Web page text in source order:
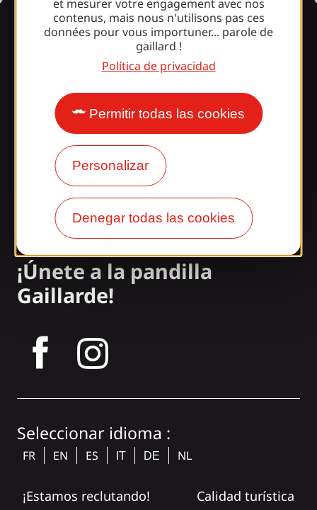
et mesurer votre engagement avec nos
contenus, mais nous n'utilisons pas ces
données pour vous importuner... parole de
gaillard !
Política de privacidad
Permitir todas las cookies
Personalizar
Denegar todas las cookies
Información
diseño?
Acceso y transporte
Nuestros folletos
Nuestro blog
¡Únete a la pandilla
Gaillarde!
Seleccionar idioma :
FR EN ES IT DE NL
¡Estamos reclutando! Calidad turística